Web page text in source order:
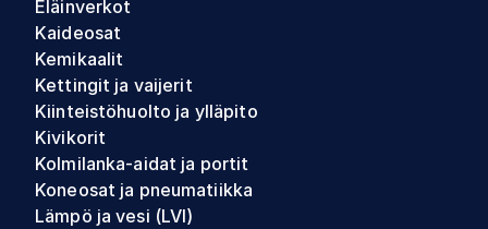
Eläinverkot
Kaideosat
Kemikaalit
Kettingit ja vaijerit
Kiinteistöhuolto ja ylläpito
Kivikorit
Kolmilanka-aidat ja portit
Koneosat ja pneumatiikka
Lämpö ja vesi (LVI)